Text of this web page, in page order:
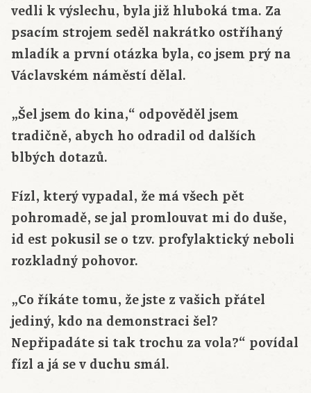
vedli k výslechu, byla již hluboká tma. Za
psacím strojem seděl nakrátko ostříhaný
mladík a první otázka byla, co jsem prý na
Václavském náměstí dělal.
„Šel jsem do kina,“ odpověděl jsem
tradičně, abych ho odradil od dalších
blbých dotazů.
Fízl, který vypadal, že má všech pět
pohromadě, se jal promlouvat mi do duše,
id est pokusil se o tzv. profylaktický neboli
rozkladný pohovor.
„Co říkáte tomu, že jste z vašich přátel
jediný, kdo na demonstraci šel?
Nepřipadáte si tak trochu za vola?“ povídal
fízl a já se v duchu smál.